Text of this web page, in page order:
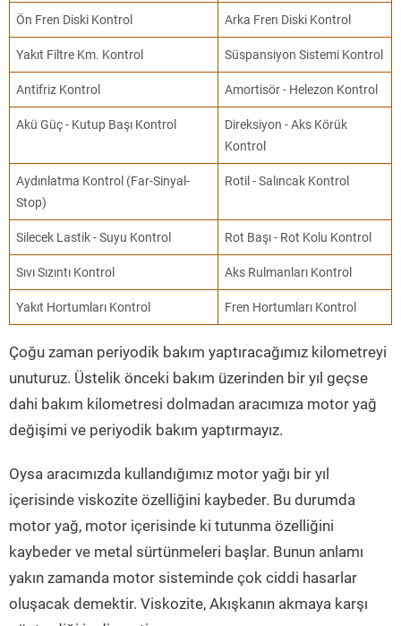
Ön Fren Diski Kontrol Arka Fren Diski Kontrol
Yakıt Filtre Km. Kontrol Süspansiyon Sistemi Kontrol
Antifriz Kontrol Amortisör - Helezon Kontrol
Akü Güç - Kutup Başı Kontrol
Direksiyon - Aks Körük
Kontrol
Aydınlatma Kontrol (Far-Sinyal-
Stop)
Rotil - Salıncak Kontrol
Silecek Lastik - Suyu Kontrol Rot Başı - Rot Kolu Kontrol
Sıvı Sızıntı Kontrol Aks Rulmanları Kontrol
Yakıt Hortumları Kontrol Fren Hortumları Kontrol
Çoğu zaman periyodik bakım yaptıracağımız kilometreyi
unuturuz. Üstelik önceki bakım üzerinden bir yıl geçse
dahi bakım kilometresi dolmadan aracımıza motor yağ
değişimi ve periyodik bakım yaptırmayız.
Oysa aracımızda kullandığımız motor yağı bir yıl
içerisinde viskozite özelliğini kaybeder. Bu durumda
motor yağ, motor içerisinde ki tutunma özelliğini
kaybeder ve metal sürtünmeleri başlar. Bunun anlamı
yakın zamanda motor sisteminde çok ciddi hasarlar
oluşacak demektir. Viskozite, Akışkanın akmaya karşı